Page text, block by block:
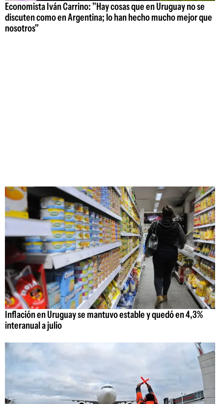
Economista Iván Carrino: "Hay cosas que en Uruguay no se
discuten como en Argentina; lo han hecho mucho mejor que
nosotros"
Inflación en Uruguay se mantuvo estable y quedó en 4,3%
interanual a julio